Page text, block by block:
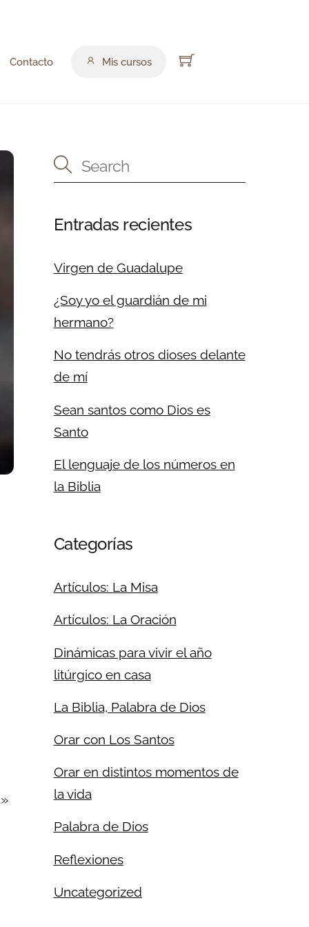
Contacto Mis cursos
Entradas recientes
Virgen de Guadalupe
¿Soy yo el guardián de mi
hermano?
No tendrás otros dioses delante
de mí
Sean santos como Dios es
Santo
El lenguaje de los números en
la Biblia
Categorías
Artículos: La Misa
Artículos: La Oración
Dinámicas para vivir el año
litúrgico en casa
La Biblia, Palabra de Dios
Orar con Los Santos
Orar en distintos momentos de
la vida
Palabra de Dios
Reflexiones
Uncategorized